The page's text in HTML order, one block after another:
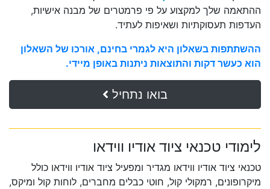
ההתאמה שלך למקצוע על פי פרמטרים של מבנה אישיות,
העדפות תעסוקתיות ושאיפות לעתיד.
ההשתתפות בשאלון היא לגמרי בחינם, אורכו של השאלון
הוא כעשר דקות והתוצאות ניתנות באופן מיידי.
בואו נתחיל
לימודי טכנאי ציוד אודיו ווידאו
טכנאי ציוד אודיו ווידאו מגדיר ומפעיל ציוד אודיו ווידאו כולל
מיקרופונים, רמקולי קול, חוטי כבלים מחברים, לוחות קול ומיקס,